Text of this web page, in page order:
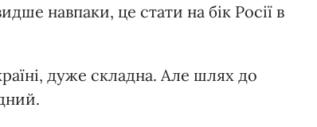
навпаки, це стати на бік Росії в
дуже складна. Але шлях до